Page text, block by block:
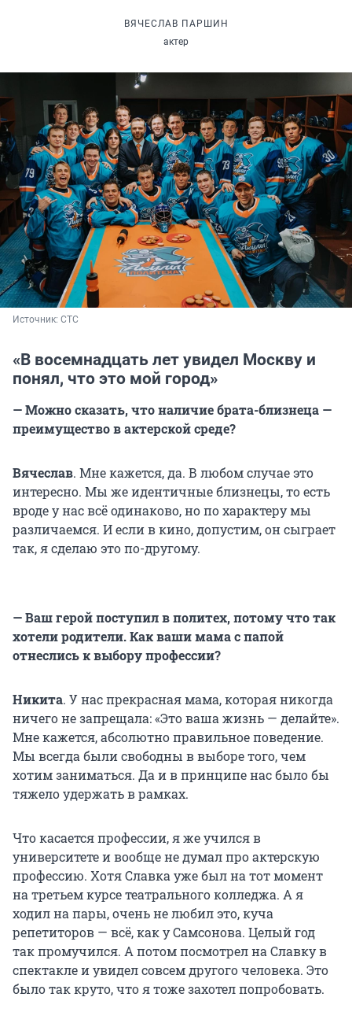
ВЯЧЕСЛАВ ПАРШИН
актер
Источник: СТС
«В восемнадцать лет увидел Москву и
понял, что это мой город»
— Можно сказать, что наличие брата-близнеца —
преимущество в актерской среде?
Вячеслав. Мне кажется, да. В любом случае это
интересно. Мы же идентичные близнецы, то есть
вроде у нас всё одинаково, но по характеру мы
различаемся. И если в кино, допустим, он сыграет
так, я сделаю это по-другому.
— Ваш герой поступил в политех, потому что так
хотели родители. Как ваши мама с папой
отнеслись к выбору профессии?
Никита. У нас прекрасная мама, которая никогда
ничего не запрещала: «Это ваша жизнь — делайте».
Мне кажется, абсолютно правильное поведение.
Мы всегда были свободны в выборе того, чем
хотим заниматься. Да и в принципе нас было бы
тяжело удержать в рамках.
Что касается профессии, я же учился в
университете и вообще не думал про актерскую
профессию. Хотя Славка уже был на тот момент
на третьем курсе театрального колледжа. А я
ходил на пары, очень не любил это, куча
репетиторов — всё, как у Самсонова. Целый год
так промучился. А потом посмотрел на Славку в
спектакле и увидел совсем другого человека. Это
было так круто, что я тоже захотел попробовать.